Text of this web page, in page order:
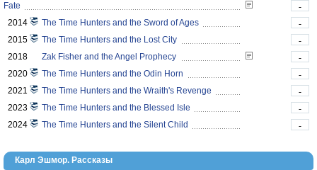
Fate
-
2014
The Time Hunters and the Sword of Ages
-
2015
The Time Hunters and the Lost City
-
2018
Zak Fisher and the Angel Prophecy
-
2020
The Time Hunters and the Odin Horn
-
2021
The Time Hunters and the Wraith's Revenge
-
2023
The Time Hunters and the Blessed Isle
-
2024
The Time Hunters and the Silent Child -
Карл Эшмор. Рассказы